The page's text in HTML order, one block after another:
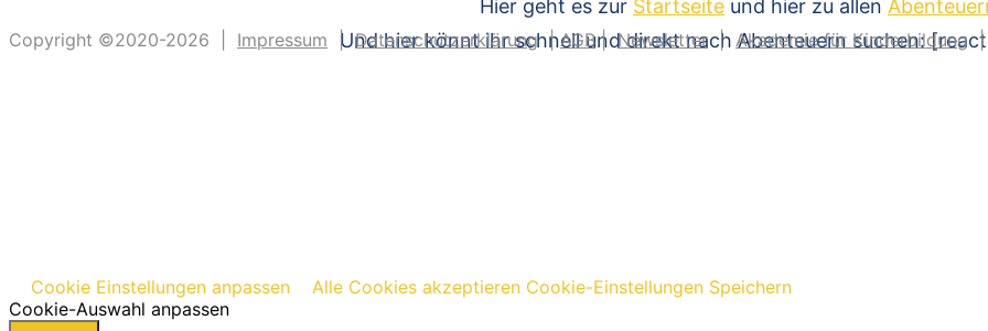
Hier geht es zur Startseite und hier zu allen
Und hier könnt ihr schnell und direkt nach Abenteuern suchen:
Copyright ©2020-2026 | Impressum |Datenschutzerklärung|AGB|Newsletter| Akademie für Kinderbildung
Cookie Einstellungen anpassen Alle Cookies akzeptieren Cookie-Einstellungen Speichern
Cookie-Auswahl anpassen